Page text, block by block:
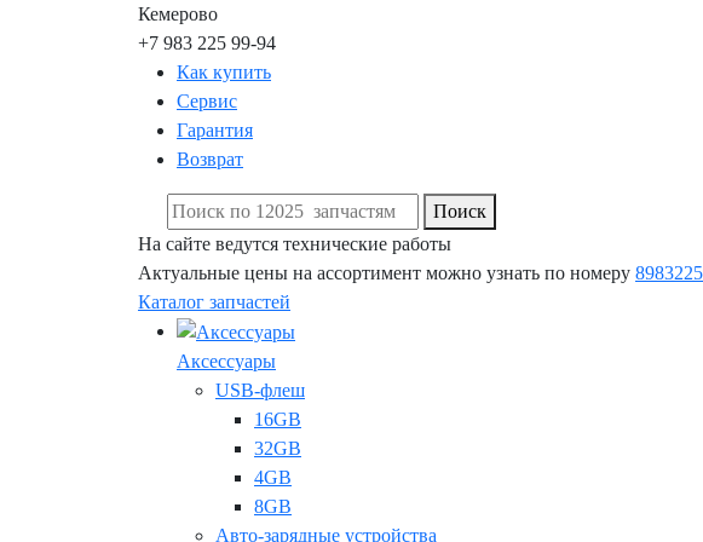
Кемерово
+7 983 225 99-94
Как купить
Сервис
Гарантия
Возврат
Поиск
На сайте ведутся технические работы
Актуальные цены на ассортимент можно узнать по номеру
Каталог запчастей
Аксессуары
USB-флеш
16GB
32GB
4GB
8GB
Авто-зарядные устройства